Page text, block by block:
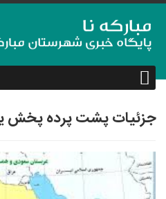
جزئیات پشت پرده پخش یک